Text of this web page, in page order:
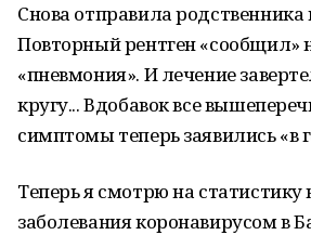
Снова отправила родственника
Повторный рентген «сообщил»
«пневмония». И лечение
кругу... Вдобавок все
симптомы теперь заявились «в
Теперь я смотрю на статистику
заболевания коронавирусом в